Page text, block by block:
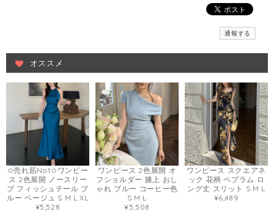
通報する
オススメ
✩売れ筋No.1✩ワンピー
ス 2色展開 ノースリー
ブ フィッシュテール ブ
ルー ベージュ S M L XL
¥5,528
ワンピース 2色展開 オ
フショルダー 膝上 おし
ゃれ ブルー コーヒー色
S M L
¥5,508
ワンピース スクエアネ
ック 花柄 ペプラム ロ
ング丈 スリット S M L
¥6,489